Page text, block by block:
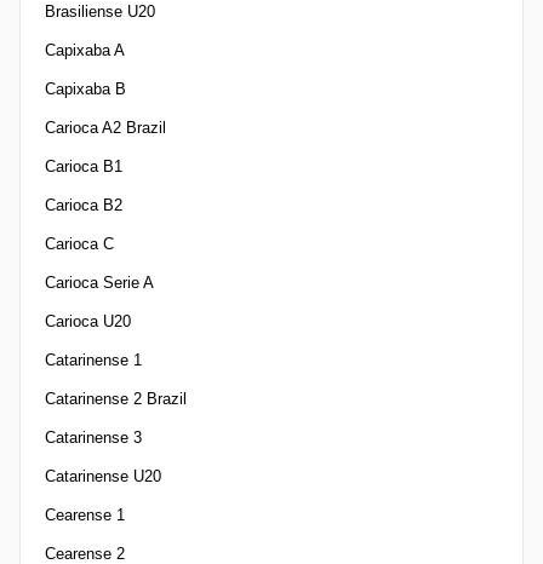
Brasiliense U20
Capixaba A
Capixaba B
Carioca A2 Brazil
Carioca B1
Carioca B2
Carioca C
Carioca Serie A
Carioca U20
Catarinense 1
Catarinense 2 Brazil
Catarinense 3
Catarinense U20
Cearense 1
Cearense 2